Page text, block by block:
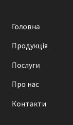
Головна
Продукція
Послуги
Про нас
Контакти